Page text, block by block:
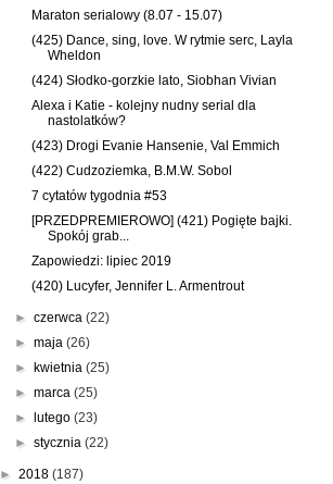
Maraton serialowy (8.07 - 15.07)
(425) Dance, sing, love. W rytmie serc, Layla
Wheldon
(424) Słodko-gorzkie lato, Siobhan Vivian
Alexa i Katie - kolejny nudny serial dla
nastolatków?
(423) Drogi Evanie Hansenie, Val Emmich
(422) Cudzoziemka, B.M.W. Sobol
7 cytatów tygodnia #53
[PRZEDPREMIEROWO] (421) Pogięte bajki.
Spokój grab...
Zapowiedzi: lipiec 2019
(420) Lucyfer, Jennifer L. Armentrout
►czerwca(22)
►maja(26)
► kwietnia(25)
►marca(25)
►
lutego(23)
►stycznia(22)
► 2018 (187)